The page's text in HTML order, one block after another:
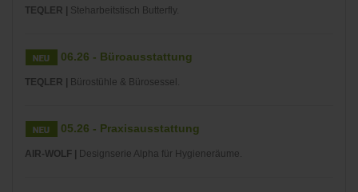
TEQLER | Steharbeitstisch Butterfly.
06.26 - Büroausstattung
TEQLER | Bürostühle & Bürosessel.
05.26 - Praxisausstattung
AIR-WOLF | Designserie Alpha für Hygieneräume.